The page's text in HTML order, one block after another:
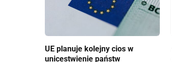
UE planuje kolejny cios w
unicestwienie państw